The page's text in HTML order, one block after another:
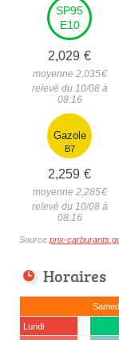
SP95
E10
2,029 €
moyenne 2,035€
relevé du 10/08 à
08:16
Gazole
B7
2,259 €
moyenne 2,285€
relevé du 10/08 à
08:16
Source prix-
Horaires
Lundi